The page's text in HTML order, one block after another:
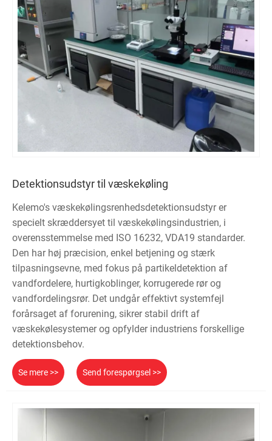
Detektionsudstyr til væskekøling
Kelemo's væskekølingsrenhedsdetektionsudstyr er
specielt skræddersyet til væskekølingsindustrien, i
overensstemmelse med ISO 16232, VDA19 standarder.
Den har høj præcision, enkel betjening og stærk
tilpasningsevne, med fokus på partikeldetektion af
vandfordelere, hurtigkoblinger, korrugerede rør og
vandfordelingsrør. Det undgår effektivt systemfejl
forårsaget af forurening, sikrer stabil drift af
væskekølesystemer og opfylder industriens forskellige
detektionsbehov.
Se mere >> Send forespørgsel >>